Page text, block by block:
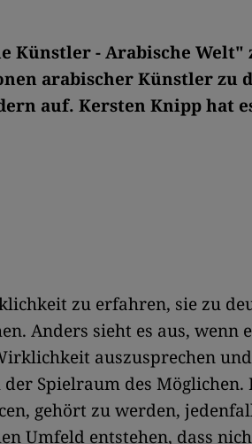
Künstler - Arabische Welt"
arabischer Künstler zu
auf. Kersten Knipp hat
zu erfahren, sie zu
Anders sieht es aus, wenn
auszusprechen
Spielraum des Möglichen.
gehört zu werden,
Umfeld entstehen, dass